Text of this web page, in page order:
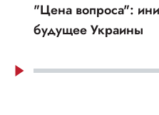
"Цена вопроса":
будущее Украины